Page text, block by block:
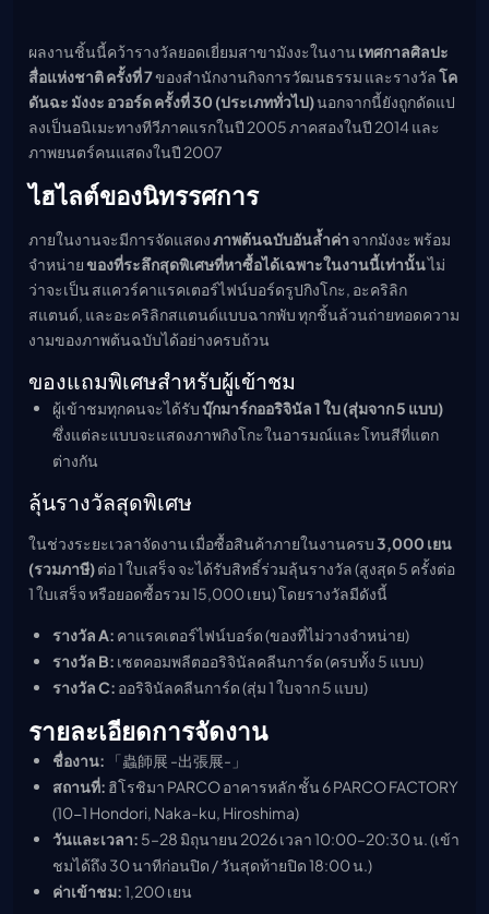
ผลงานชิ้นนี้คว้ารางวัลยอดเยี่ยมสาขามังงะในงาน เทศกาลศิลปะ
สื่อแห่งชาติ ครั้งที่ 7ของสำนักงานกิจการวัฒนธรรม และรางวัลโค
ดันฉะ มังงะ อวอร์ด ครั้งที่ 30 (ประเภททั่วไป)นอกจากนี้ยังถูกดัดแป
ลงเป็นอนิเมะทางทีวีภาคแรกในปี 2005 ภาคสองในปี 2014 และ
ภาพยนตร์คนแสดงในปี 2007
ไฮไลต์ของนิทรรศการ
ภายในงานจะมีการจัดแสดงภาพต้นฉบับอันล้ำค่า จากมังงะ พร้อม
จำหน่ายของที่ระลึกสุดพิเศษที่หาซื้อได้เฉพาะในงานนี้เท่านั้นไม่
ว่าจะเป็น สแควร์คาแรคเตอร์ไฟน์บอร์ดรูปกิงโกะ, อะคริลิก
สแตนด์, และอะคริลิกสแตนด์แบบฉากพับ ทุกชิ้นล้วนถ่ายทอดความ
งามของภาพต้นฉบับได้อย่างครบถ้วน
ของแถมพิเศษสำหรับผู้เข้าชม
ผู้เข้าชมทุกคนจะได้รับบุ๊กมาร์กออริจินัล 1 ใบ (สุ่มจาก 5 แบบ)
ซึ่งแต่ละแบบจะแสดงภาพกิงโกะในอารมณ์และโทนสีที่แตก
ต่างกัน
ลุ้นรางวัลสุดพิเศษ
ในช่วงระยะเวลาจัดงาน เมื่อซื้อสินค้าภายในงานครบ3,000 เยน
(รวมภาษี)ต่อ 1 ใบเสร็จ จะได้รับสิทธิ์ร่วมลุ้นรางวัล (สูงสุด 5 ครั้งต่อ
1 ใบเสร็จ หรือยอดซื้อรวม 15,000 เยน) โดยรางวัลมีดังนี้
รางวัล A: คาแรคเตอร์ไฟน์บอร์ด (ของที่ไม่วางจำหน่าย)
รางวัล B: เซตคอมพลีตออริจินัลคลีนการ์ด (ครบทั้ง 5 แบบ)
รางวัล C: ออริจินัลคลีนการ์ด (สุ่ม 1 ใบจาก 5 แบบ)
รายละเอียดการจัดงาน
ชื่องาน: 「蟲師展 -出張展-」
สถานที่: ฮิโรชิมา PARCO อาคารหลัก ชั้น 6 PARCO FACTORY
(10-1 Hondori, Naka-ku, Hiroshima)
วันและเวลา: 5–28 มิถุนายน 2026 เวลา 10:00–20:30 น. (เข้า
ชมได้ถึง 30 นาทีก่อนปิด / วันสุดท้ายปิด 18:00 น.)
ค่าเข้าชม:1,200 เยน